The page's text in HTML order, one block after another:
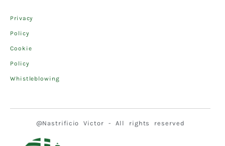
Privacy
Policy
Cookie
Policy
Whistleblowing
@Nastrificio Victor - All rights reserved